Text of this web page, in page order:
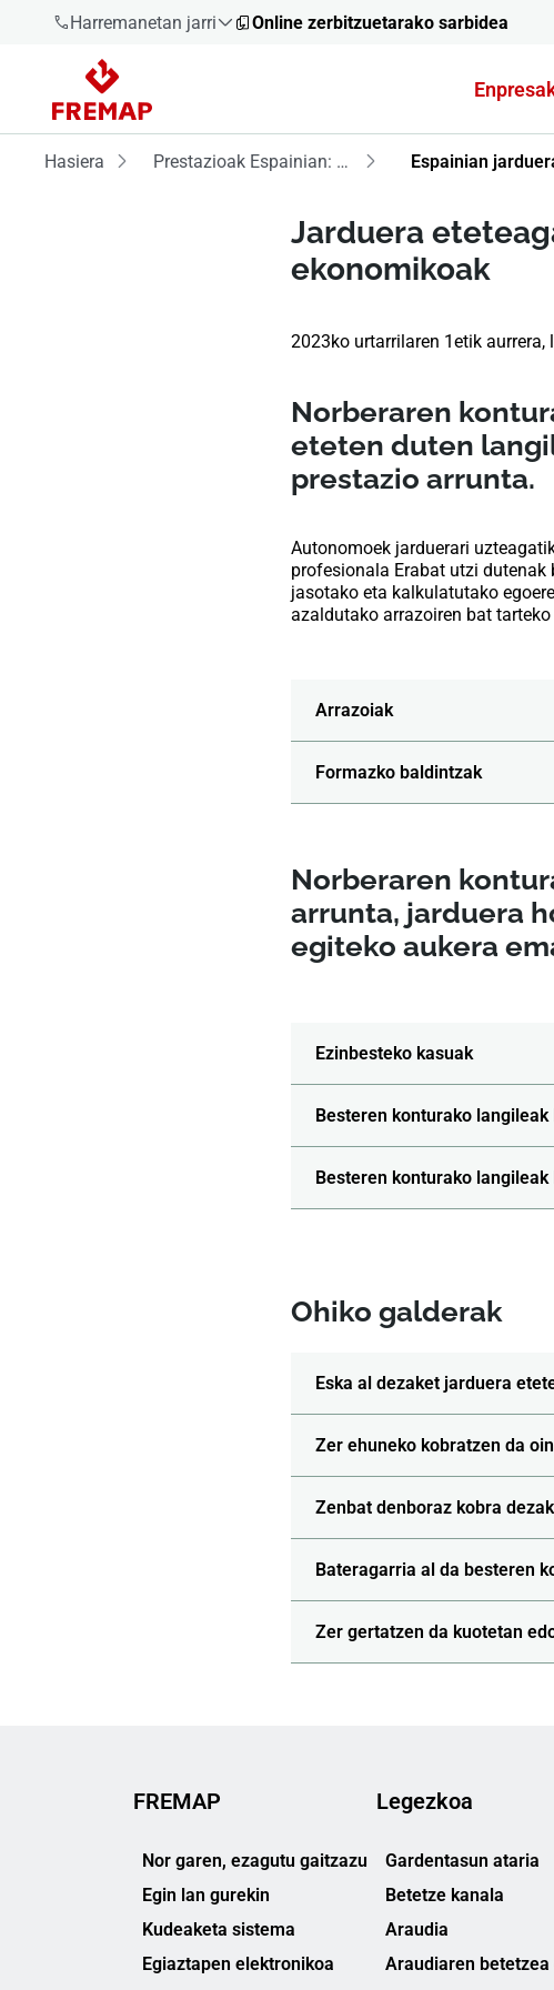
Harremanetan jarri
900 61 00
61
Online zerbitzuetarako sarbidea
Hasiera Prestazioak Espainian: motak, baldintzak eta kudeaketa Espainian
Jarduera
ekonomikoak
2023ko urtarrilaren 1etik
Norberaren
eteten duten
prestazio arrunta.
Autonomoek jarduerari
profesionala Erabat utzi dutenak
jasotako eta kalkulatutako
azaldutako arrazoiren bat
Arrazoiak
Formazko baldintzak
Norberaren
arrunta, jarduera
egiteko aukera
Ezinbesteko kasuak
Besteren konturako
Besteren konturako
Ohiko galderak
Eska al dezaket jarduera
Zer ehuneko kobratzen da
Zenbat denboraz kobra
Bateragarria al da besteren
Zer gertatzen da kuotetan
FREMAP
Nor garen, ezagutu gaitzazu
Egin lan gurekin
Kudeaketa sistema
Egiaztapen elektronikoa
Legezkoa
Gardentasun ataria
Betetze kanala
Araudia
Araudiaren